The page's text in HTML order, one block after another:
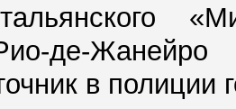
де-
в полиции